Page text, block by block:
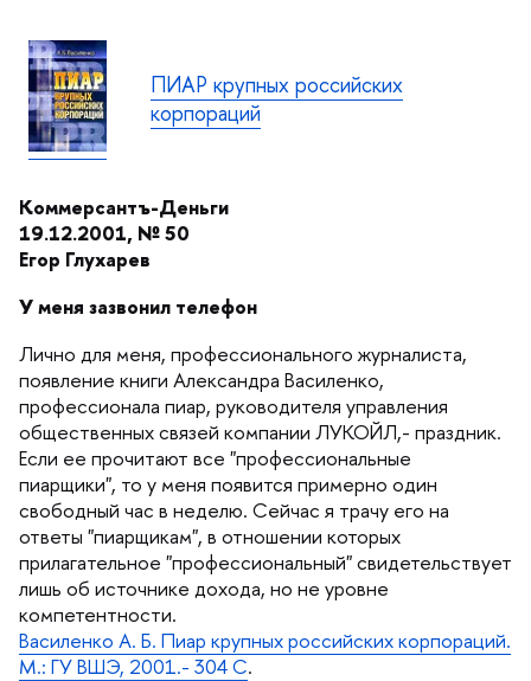
ПИАР крупных российских
корпораций
Коммерсантъ-Деньги
19.12.2001, №50
Егор Глухаре
У меня зазвонил телефон
Лично для меня, профессионального журналиста,
появление книги Александра Василенко,
профессионала пиар, руководителя управления
общественных связей компании ЛУКОЙЛ,- праздник.
Если ее прочитают все "профессиональные
пиарщики", то у меня появится примерно один
свободный час в неделю. Сейчас я трачу его на
ответы "пиарщикам", в отношении которых
прилагательное "профессиональный" свидетельствует
лишь об источнике дохода, но не уровне
компетентности.
асиленко А. Б. Пиар крупных российских корпораций.
М.: ГУ ВШЭ, 2001.- 304 С.